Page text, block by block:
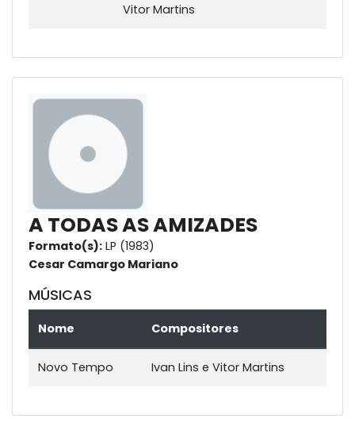
Vitor Martins
A TODAS AS AMIZADES
Formato(s): LP (1983)
Cesar Camargo Mariano
MÚSICAS
Nome Compositores
Novo Tempo Ivan Lins e Vitor Martins